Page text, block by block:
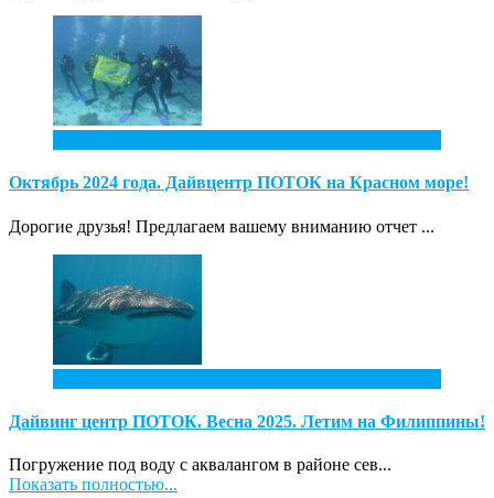
Октябрь 2024 года. Дайвцентр ПОТОК на Красном море!
Дорогие друзья! Предлагаем вашему вниманию отчет ...
Дайвинг центр ПОТОК. Весна 2025. Летим на Филиппины!
Погружение под воду с аквалангом в районе сев...
Показать полностью...